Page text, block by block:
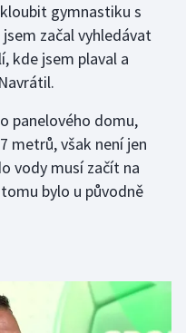
gymnastiku s
začal vyhledávat
kde jsem plaval a
panelového domu,
metrů, však není jen
vody musí začít na
bylo u původně